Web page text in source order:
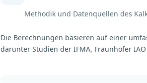
Methodik und Datenquellen des
Die Berechnungen basieren auf einer
darunter Studien der IFMA, Fraunhofer